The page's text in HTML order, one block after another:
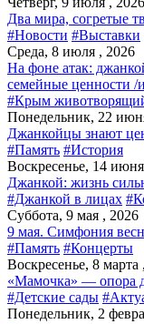
Два мира, согретые
#Новости #Выставки
Среда, 8 июля , 2026
На фоне атак:
семейные ценности /
#Крым
Понедельник, 22
Джанкойцы знают
#Память #История
Воскресенье, 14
Джанкой: жизнь
#Джанкой в лицах
Суббота, 9 мая , 2026
9 мая. Симфония
#Память #Концерты
Воскресенье, 8 марта
«Мамочка» — опора
#Детские сады
Понедельник, 2